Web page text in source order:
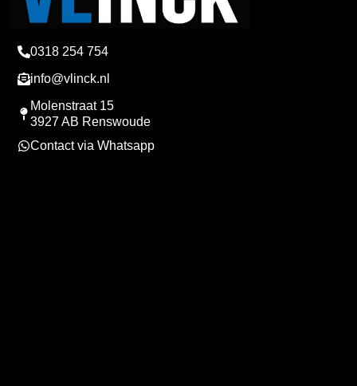
0318 254 754
info@vlinck.nl
Molenstraat 15
3927 AB Renswoude
Contact via Whatsapp